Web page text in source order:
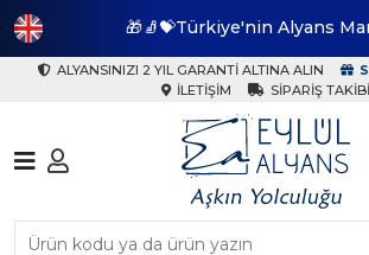
🎁🧦💝Türkiye'nin Alyans
ALYANSINIZI 2 YIL GARANTI ALTINA ALIN
İLETIŞIM
SIPARIŞ TAKIBI